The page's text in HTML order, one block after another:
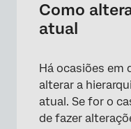
Como
atual
Há ocasiões em
alterar a
atual. Se for o
de fazer